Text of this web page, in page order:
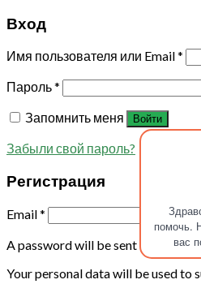
помочь.
вас
Вход
Имя пользователя или Email*
Пароль*
Запомнить меня
Войти
Забыли свой пароль?
Регистрация
Email*
A password will be sent to your
Your personal data will be used to